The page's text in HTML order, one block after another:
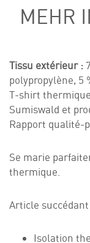
MEHR
Tissu extérieur :
polypropylène, 5
T-shirt
Sumiswald et
Rapport qualité-
Se marie
thermique.
Article succédant
Isolation